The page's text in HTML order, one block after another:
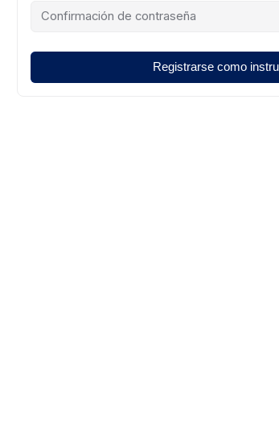
Registrarse como